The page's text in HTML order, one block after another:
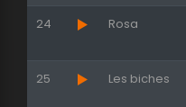
24 Rosa
25 Les biches